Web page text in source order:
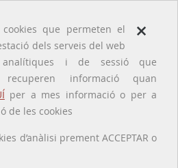
×
que permeten el
dels serveis del web
i de sessió que
recuperen informació quan
per a mes informació o per a
de les cookies
d’anàlisi prement ACCEPTAR o